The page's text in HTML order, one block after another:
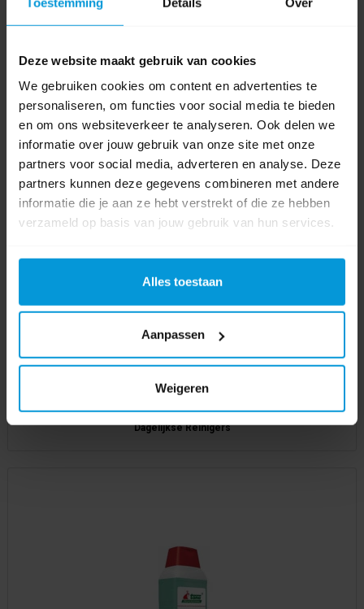
Deze website maakt gebruik van cookies
We gebruiken cookies om content en advertenties te
personaliseren, om functies voor social media te bieden
en om ons websiteverkeer te analyseren. Ook delen we
informatie over jouw gebruik van onze site met onze
partners voor social media, adverteren en analyse. Deze
partners kunnen deze gegevens combineren met andere
informatie die je aan ze hebt verstrekt of die ze hebben
verzameld op basis van jouw gebruik van hun services.
Alles toestaan
Aanpassen
Weigeren
Dagelijkse Reinigers